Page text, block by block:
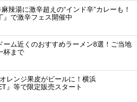
辣湯に激辛超えの“インド辛”カレーも！
』で激辛フェス開催中
ーム近くのおすすめラーメン8選！ご当地
杯まで
レンジ果皮がビールに！横浜
』等で限定販売スタート